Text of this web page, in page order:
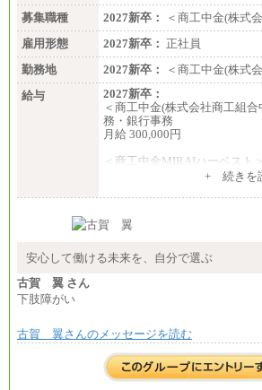
募集職種
2027新卒：
＜商工中金(株式
雇用形態
2027新卒： 正社員
勤務地
2027新卒：
＜商工中金(株式
給与
2027新卒：
＜商工中金(株式会社商工組
務・銀行事務
月給 300,000円
＜商工中金MIRAIハーベスト＞
+ 続きを
安心して働ける未来を、自分で選ぶ
古賀 翼 さん
下肢障がい
古賀 翼さんのメッセージを読む